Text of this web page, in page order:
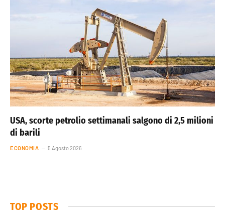
USA, scorte petrolio settimanali salgono di 2,5 milioni
di barili
ECONOMIA 5 Agosto 2026
TOP POSTS